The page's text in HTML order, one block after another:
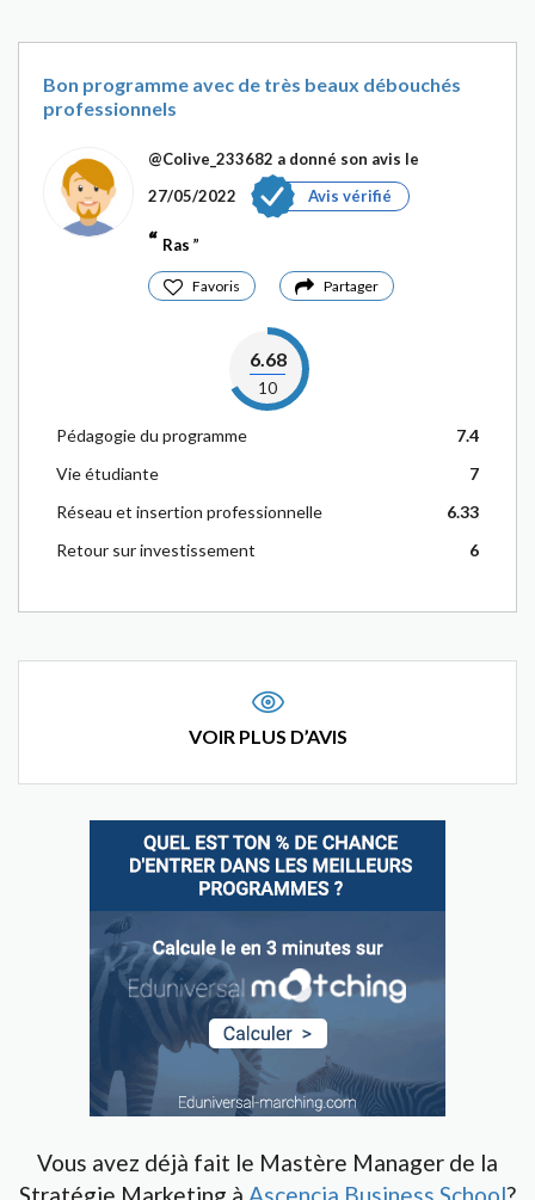
Bon programme avec de très beaux débouchés
professionnels
@Colive_233682 a donné son avis le
27/05/2022
Avis vérifié
Ras
Favoris Partager
6.68
10
Pédagogie du programme
7.4
Vie étudiante
7
Réseau et insertion professionnelle
6.33
Retour sur investissement
6
VOIR PLUS D’AVIS
Vous avez déjà fait le Mastère Manager de la